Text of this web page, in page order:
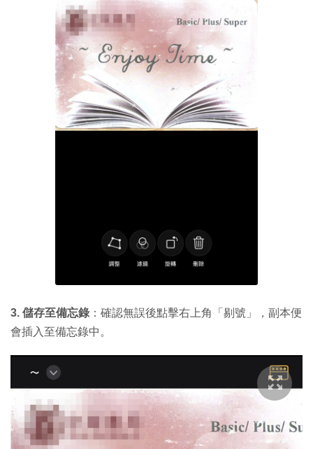
3. 儲存至備忘錄 ：確認無誤後點擊右上角「剔號」，副本便
會插入至備忘錄中。